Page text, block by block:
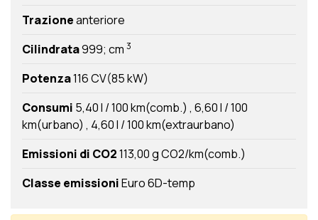
Trazioneanteriore
Cilindrata999; cm 3
Potenza116 CV(85 kW)
Consumi 5,40 l / 100 km(comb.) 6,60 l / 100
km(urbano) 4,60 l / 100 km(extraurbano)
Emissioni di CO2113,00 g CO2/km(comb.)
Classe emissioniEuro 6D-temp